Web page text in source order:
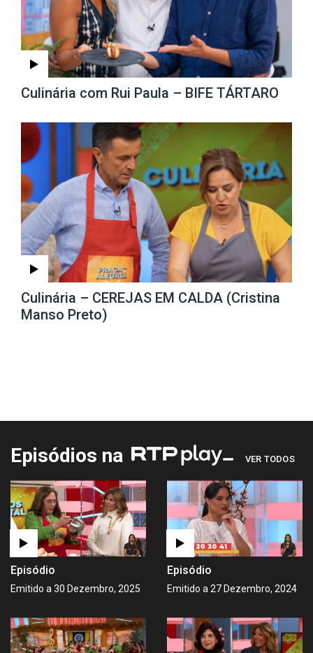
Culinária com Rui Paula – BIFE TÁRTARO
Culinária – CEREJAS EM CALDA (Cristina
Manso Preto)
Episódios na VER TODOS
Episódio
Emitido a 30 Dezembro, 2025
Episódio
Emitido a 27 Dezembro, 2024